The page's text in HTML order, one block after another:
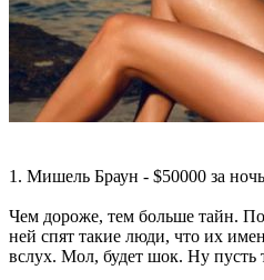
1. Мишель Браун - $50000 за ночь
Чем дороже, тем больше тайн.
ней спят такие люди, что их
вслух. Мол, будет шок. Ну пусть